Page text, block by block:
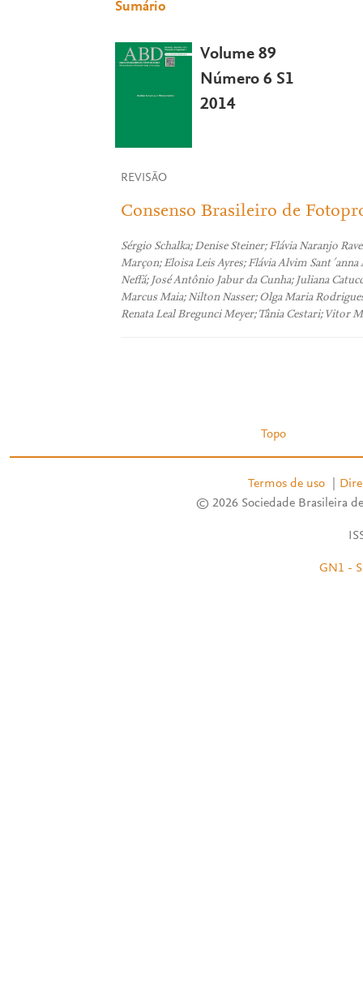
Sumário
Volume 89
Número 6 S1
2014
REVISÃO
Consenso Brasileiro de
Sérgio Schalka; Denise Steiner; Flávia Naranjo
Marçon; Eloisa Leis Ayres; Flávia Alvim
Neffá; José Antônio Jabur da Cunha; Juliana
Marcus Maia; Nilton Nasser; Olga Maria
Renata Leal Bregunci Meyer; Tânia Cestari; Vitor
Topo
Termos de uso
© 2026 Sociedade Brasileira
GN1 -